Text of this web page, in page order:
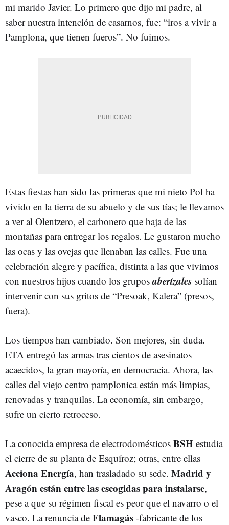
mi marido Javier. Lo primero que dijo mi padre, al
saber nuestra intención de casarnos, fue: “iros a vivir a
Pamplona, que tienen fueros”. No fuimos.
Estas fiestas han sido las primeras que mi nieto Pol ha
vivido en la tierra de su abuelo y de sus tías; le llevamos
a ver al Olentzero, el carbonero que baja de las
montañas para entregar los regalos. Le gustaron mucho
las ocas y las ovejas que llenaban las calles. Fue una
celebración alegre y pacífica, distinta a las que vivimos
con nuestros hijos cuando los gruposabertzales solían
intervenir con sus gritos de “Presoak, Kalera” (presos,
fuera).
Los tiempos han cambiado. Son mejores, sin duda.
ETA entregó las armas tras cientos de asesinatos
acaecidos, la gran mayoría, en democracia. Ahora, las
calles del viejo centro pamplonica están más limpias,
renovadas y tranquilas. La economía, sin embargo,
sufre un cierto retroceso.
La conocida empresa de electrodomésticos BSH estudia
el cierre de su planta de Esquíroz; otras, entre ellas
Acciona Energía, han trasladado su sede. Madrid y
Aragón están entre las escogidas para instalarse,
pese a que su régimen fiscal es peor que el navarro o el
vasco. La renuncia de Flamagás -fabricante de los